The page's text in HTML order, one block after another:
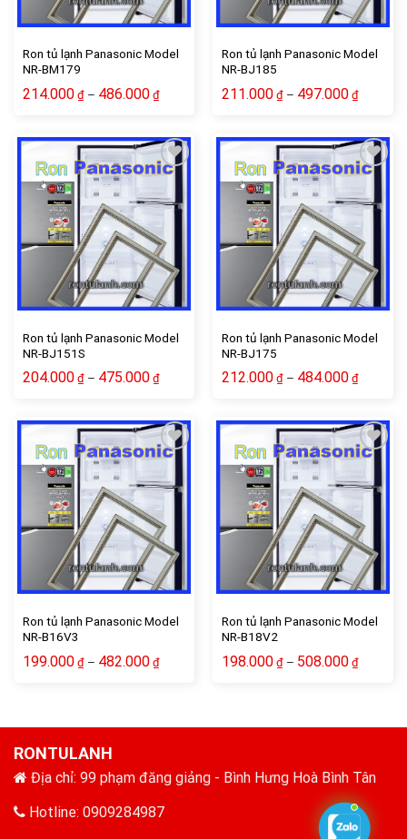
Ron tủ lạnh Panasonic Model
NR-BM179
214.000 ₫– 486.000 ₫
Ron tủ lạnh Panasonic Model
NR-BJ185
211.000 ₫– 497.000 ₫
Add to wishlist
Ron tủ lạnh Panasonic Model
NR-BJ151S
204.000 ₫– 475.000 ₫
Add to wishlist
Ron tủ lạnh Panasonic Model
NR-BJ175
212.000 ₫– 484.000 ₫
Add to wishlist
Ron tủ lạnh Panasonic Model
NR-B16V3
199.000 ₫– 482.000 ₫
Add to wishlist
Ron tủ lạnh Panasonic Model
NR-B18V2
198.000 ₫– 508.000 ₫
RONTULANH
Địa chỉ: 99 phạm đăng giảng - Bình Hưng Hoà Bình Tân
Hotline: 0909284987